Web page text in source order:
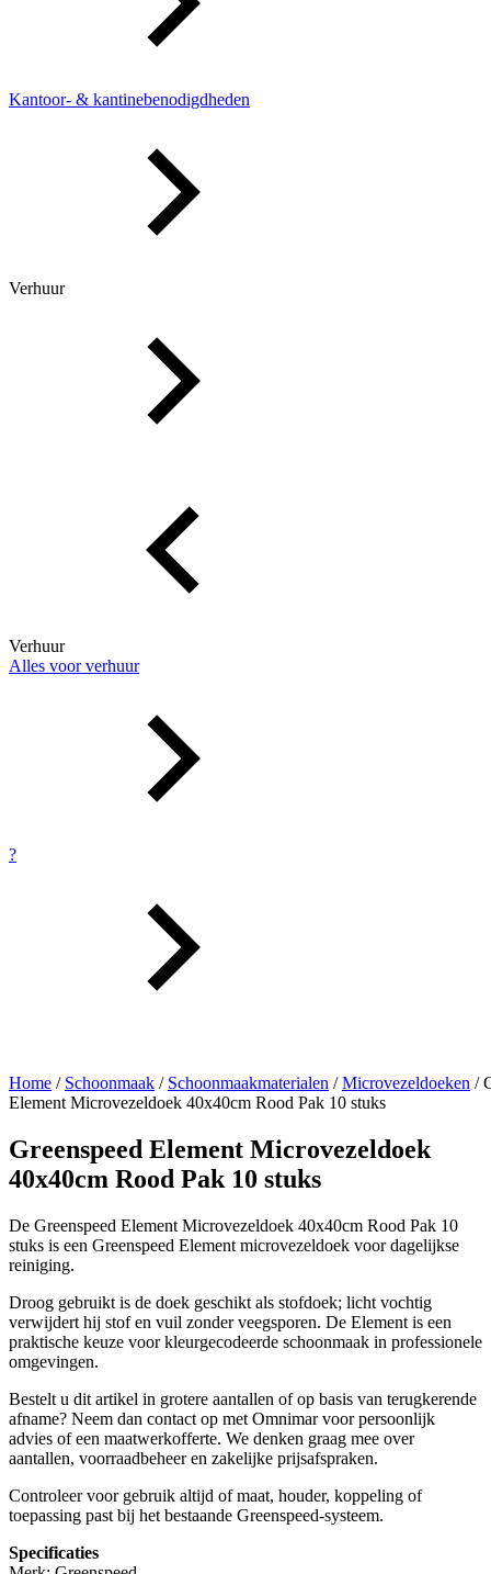
Kantoor- & kantinebenodigdheden
Verhuur
Verhuur
Alles voor verhuur
?
Home / Schoonmaak / Schoonmaakmaterialen /Microvezeldoeken /
Element Microvezeldoek 40x40cm Rood Pak 10 stuks
Greenspeed Element Microvezeldoek
40x40cm Rood Pak 10 stuks
De Greenspeed Element Microvezeldoek 40x40cm Rood Pak 10
stuks is een Greenspeed Element microvezeldoek voor dagelijkse
reiniging.
Droog gebruikt is de doek geschikt als stofdoek; licht vochtig
verwijdert hij stof en vuil zonder veegsporen. De Element is een
praktische keuze voor kleurgecodeerde schoonmaak in professionele
omgevingen.
Bestelt u dit artikel in grotere aantallen of op basis van terugkerende
afname? Neem dan contact op met Omnimar voor persoonlijk
advies of een maatwerkofferte. We denken graag mee over
aantallen, voorraadbeheer en zakelijke prijsafspraken.
Controleer voor gebruik altijd of maat, houder, koppeling of
toepassing past bij het bestaande Greenspeed-systeem.
Specificaties